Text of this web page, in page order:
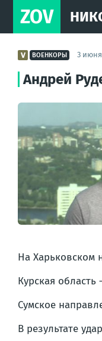
ZOV
ВОЕНКОРЫ 3 июня
Андрей
На Харьковском
Курская область
Сумское
В результате